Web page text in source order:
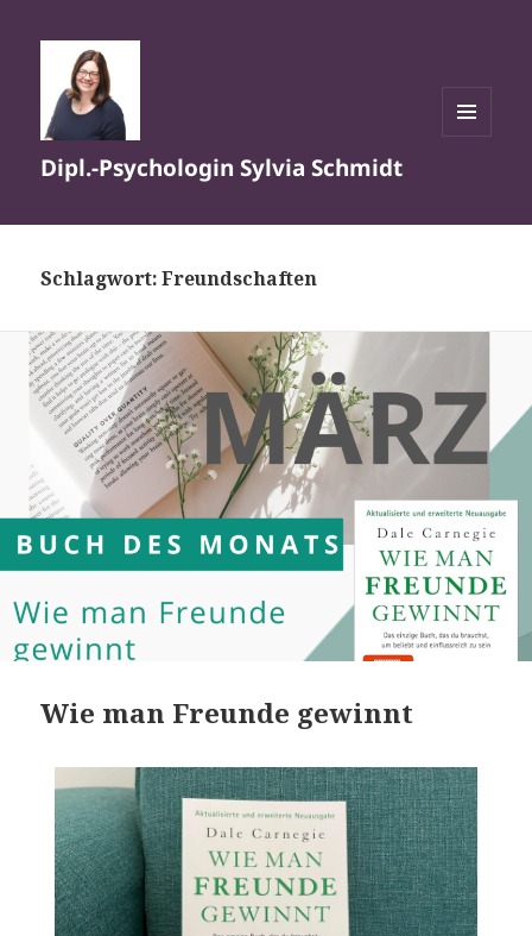
Dipl.-Psychologin Sylvia Schmidt
Schlagwort:Freundschaften
Wie man Freunde gewinnt